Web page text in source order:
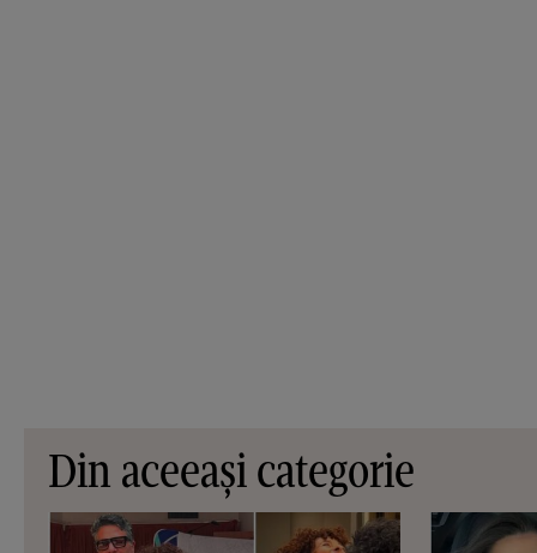
Din aceeași categorie